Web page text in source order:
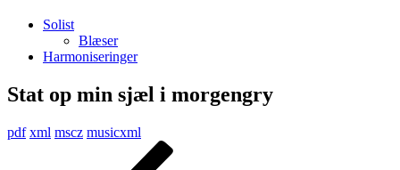
Solist
Blæser
Harmoniseringer
Stat op min sjæl i morgengry
pdf xml mscz musicxml
Indlægsnavigation